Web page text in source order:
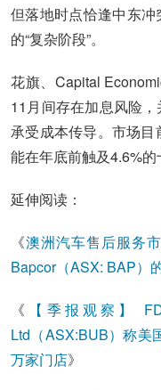
但落地时点恰逢中东
的“复杂阶段”。
花旗、Capital
11月间存在加息风险
承受成本传导。市场
能在年底前触及4.6%的
延伸阅读：
《澳洲汽车售后服务
Bapcor（ASX: BAP）
《
【季报观察】
Ltd（ASX:BUB）称美
万家门店》